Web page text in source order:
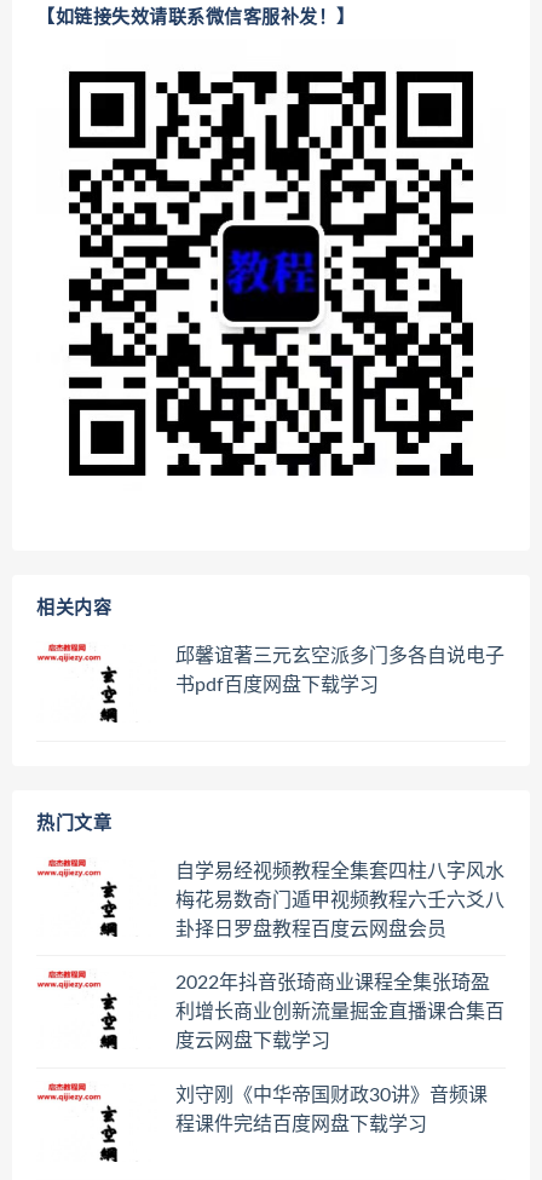
【如链接失效请联系微信客服补发！】
相关内容
邱馨谊著三元玄空派多门多各自说电子
书pdf百度网盘下载学习
热门文章
自学易经视频教程全集套四柱八字风水
梅花易数奇门遁甲视频教程六壬六爻八
卦择日罗盘教程百度云网盘会员
2022年抖音张琦商业课程全集张琦盈
利增长商业创新流量掘金直播课合集百
度云网盘下载学习
刘守刚《中华帝国财政30讲》音频课
程课件完结百度网盘下载学习